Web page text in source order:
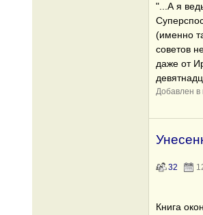
"...А я
(именно
советов
даже от
Добавлен в
32
Книга